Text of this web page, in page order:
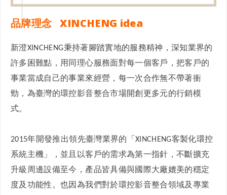
品牌理念 XINCHENG idea
新澄XINCHENG秉持著腳踏實地的服務精神，深知業界的
許多困難點，用同理心服務面對每一個客戶，把客戶的
事業當成自己的事業來經營，每一次合作無不帶著衝
勁，為臺灣的環控影音整合市場開創更多元的行銷模
式。
2015年開發推出領先臺灣業界的「 XINCHENG客製化環控
系統主機」，並且以客戶的需求為第一指針，不斷擴充
升級周邊設備至今，產品皆具備與國際大廠媲美的穩定
度及功能性。也因為我們對於環控影音整合領域及專業